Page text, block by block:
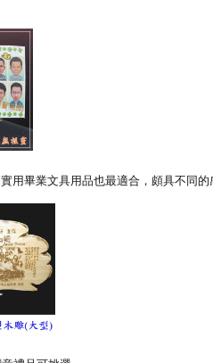
用畢業文具用品也最適合，頗具不同